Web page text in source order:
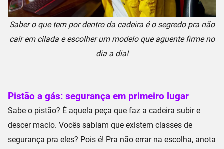
Saber o que tem por dentro da cadeira é o segredo pra não
cair em cilada e escolher um modelo que aguente firme no
dia a dia!
Pistão a gás: segurança em primeiro lugar
Sabe o pistão? É aquela peça que faz a cadeira subir e
descer macio. Vocês sabiam que existem classes de
segurança pra eles? Pois é! Pra não errar na escolha, anota